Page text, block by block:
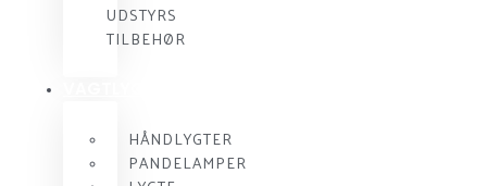
UDSTYRS
TILBEHØR
HÅNDLYGTER
PANDELAMPER